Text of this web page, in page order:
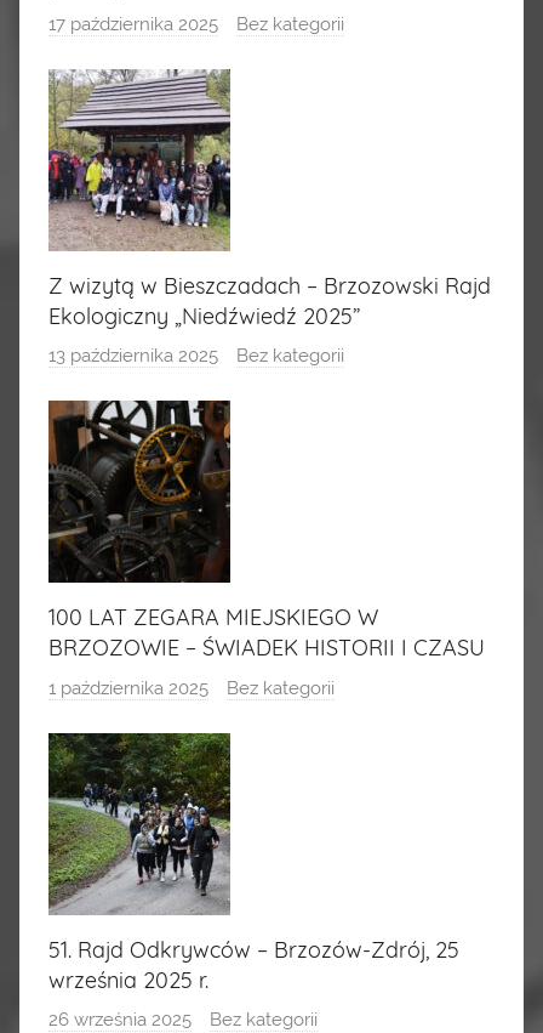
17 października 2025 Bez kategorii
Z wizytą w Bieszczadach – Brzozowski Rajd
Ekologiczny „Niedźwiedź 2025”
13 października 2025 Bez kategorii
100 LAT ZEGARA MIEJSKIEGO W
BRZOZOWIE – ŚWIADEK HISTORII I CZASU
1 października 2025 Bez kategorii
51. Rajd Odkrywców – Brzozów-Zdrój, 25
września 2025 r.
26 września 2025 Bez kategorii